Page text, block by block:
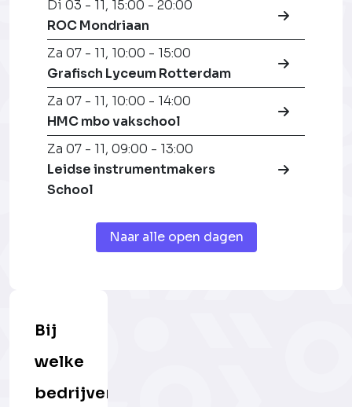
Di 03 - 11, 15:00 - 20:00
ROC Mondriaan
Za 07 - 11, 10:00 - 15:00
Grafisch Lyceum Rotterdam
Za 07 - 11, 10:00 - 14:00
HMC mbo vakschool
Za 07 - 11, 09:00 - 13:00
Leidse instrumentmakers
School
Naar alle open dagen
Bij
welke
bedrijven